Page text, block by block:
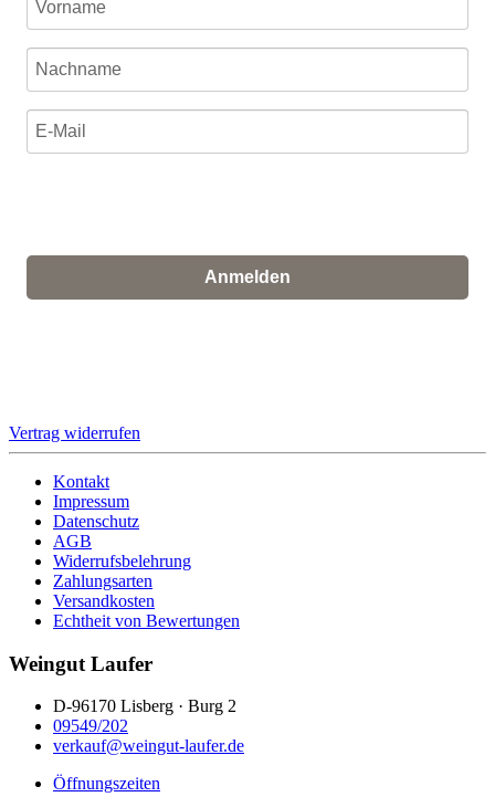
Anmelden
Vertrag widerrufen
Kontakt
Impressum
Datenschutz
AGB
Widerrufsbelehrung
Zahlungsarten
Versandkosten
Echtheit von Bewertungen
Weingut Laufer
D-96170 Lisberg · Burg 2
09549/202
verkauf@weingut-laufer.de
Öffnungszeiten